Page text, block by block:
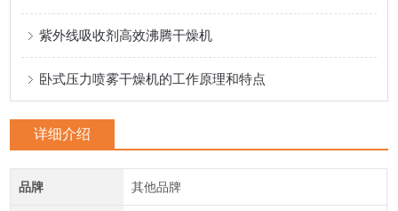
紫外线吸收剂高效沸腾干燥机
卧式压力喷雾干燥机的工作原理和特点
详细介绍
品牌 其他品牌